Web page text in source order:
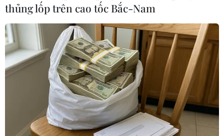
năng làm giàu urani lên mức có thể chế tạo vũ khí
hạt nhân.
(Vietnam+)
thủng lốp trên cao tốc Bắc-Nam